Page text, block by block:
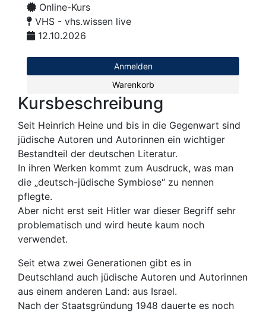
Online-Kurs
VHS - vhs.wissen live
12.10.2026
Anmelden
Warenkorb
Kursbeschreibung
Seit Heinrich Heine und bis in die Gegenwart sind
jüdische Autoren und Autorinnen ein wichtiger
Bestandteil der deutschen Literatur.
In ihren Werken kommt zum Ausdruck, was man
die „deutsch-jüdische Symbiose“ zu nennen
pflegte.
Aber nicht erst seit Hitler war dieser Begriff sehr
problematisch und wird heute kaum noch
verwendet.
Seit etwa zwei Generationen gibt es in
Deutschland auch jüdische Autoren und Autorinnen
aus einem anderen Land: aus Israel.
Nach der Staatsgründung 1948 dauerte es noch